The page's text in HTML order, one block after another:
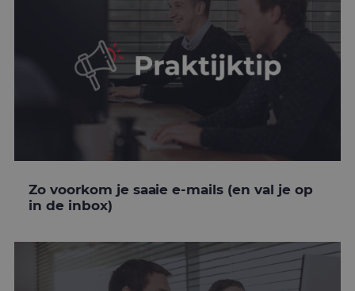
Zo voorkom je saaie e-mails (en val je op
in de inbox)